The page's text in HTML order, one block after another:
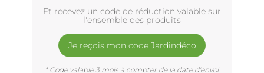
Et recevez un code de réduction valable sur
l'ensemble des produits
Je reçois mon code Jardindéco
* Code valable 3 mois à compter de la date d'envoi.